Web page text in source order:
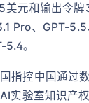
美元和输出令
Pro、GPT-
。
指控中国通过
实验室知识产